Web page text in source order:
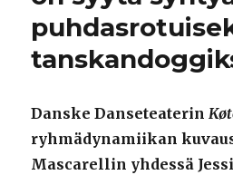
Danske Danseteaterin
ryhmädynamiikan
Mascarellin yhdessä